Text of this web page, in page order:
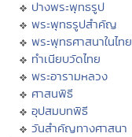
ปางพระพุทธรูป
พระพุทธรูปสำคัญ
พระพุทธศาสนาในไทย
ทำเนียบวัดไทย
พระอารามหลวง
ศาสนพิธี
อุปสมบทพิธี
วันสำคัญทางศาสนา